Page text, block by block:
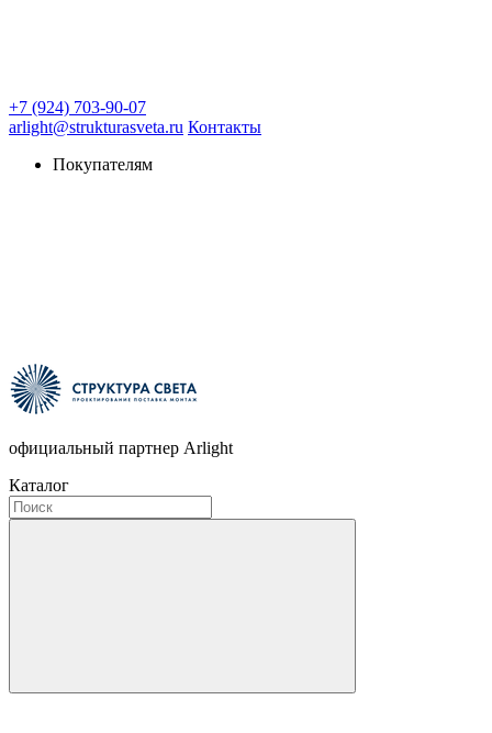
+7 (924) 703-90-07
arlight@strukturasveta.ru Контакты
Покупателям
официальный партнер Arlight
Каталог